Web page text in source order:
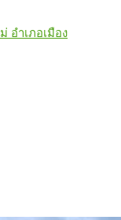
อำเภอเมือง